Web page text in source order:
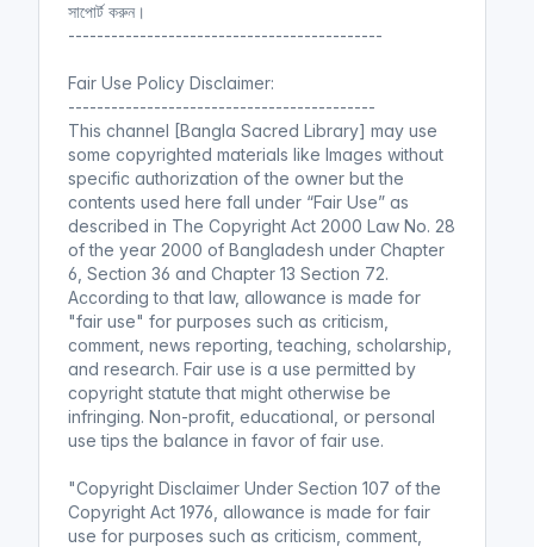
সাপোর্ট করুন।
--------------------------------------------
Fair Use Policy Disclaimer:
-------------------------------------------
This channel [Bangla Sacred Library] may use
some copyrighted materials like Images without
specific authorization of the owner but the
contents used here fall under “Fair Use” as
described in The Copyright Act 2000 Law No. 28
of the year 2000 of Bangladesh under Chapter
6, Section 36 and Chapter 13 Section 72.
According to that law, allowance is made for
"fair use" for purposes such as criticism,
comment, news reporting, teaching, scholarship,
and research. Fair use is a use permitted by
copyright statute that might otherwise be
infringing. Non-profit, educational, or personal
use tips the balance in favor of fair use.
"Copyright Disclaimer Under Section 107 of the
Copyright Act 1976, allowance is made for fair
use for purposes such as criticism, comment,